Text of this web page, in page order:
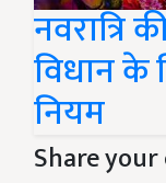
नवरात्रि
विधान के
नियम
Share